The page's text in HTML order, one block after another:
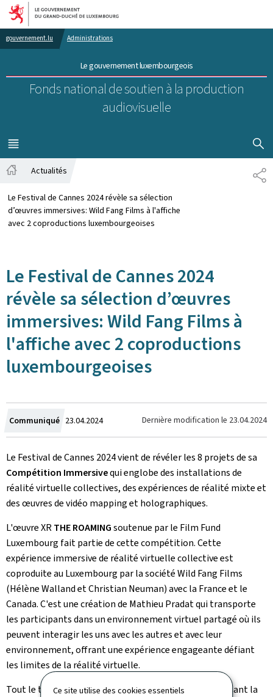
Ce site utilise des cookies essentiels
Aller au menu principal
Aller au contenu
gouvernement.lu Administrations
Le gouvernement luxembourgeois
Fonds national de soutien à la production
audiovisuelle
MENU
PRINCIPAL
Actualités
Le Festival de Cannes 2024 révèle sa sélection
d’œuvres immersives: Wild Fang Films à l'affiche
avec 2 coproductions luxembourgeoises
Le Festival de Cannes 2024
révèle sa sélection d’œuvres
immersives: Wild Fang Films à
l'affiche avec 2 coproductions
luxembourgeoises
Communiqué Crée
le
23.04.2024 Dernière modification le 23.04.2024
Le Festival de Cannes 2024 vient de révéler les 8 projets de sa
Compétition Immersivequi englobe des installations de
réalité virtuelle collectives, des expériences de réalité mixte et
des œuvres de vidéo mapping et holographiques.
L'œuvre XRTHE ROAMINGsoutenue par le Film Fund
Luxembourg fait partie de cette compétition. Cette
expérience immersive de réalité virtuelle collective est
coproduite au Luxembourg par la société Wild Fang Films
(Hélène Walland et Christian Neuman) avec la France et le
Canada. C'est une création de Mathieu Pradat qui transporte
les participants dans un environnement virtuel partagé où ils
peuvent interagir les uns avec les autres et avec leur
environnement, offrant une expérience engageante défiant
les limites de la réalité virtuelle.
Tout le travail des mouvements des personnages utilisant la